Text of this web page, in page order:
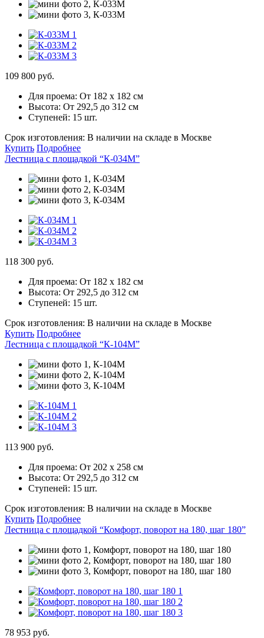
109 800 руб.
Для проема: От 182 х 182 см
Высота: От 292,5 до 312 см
Ступеней: 15 шт.
Срок изготовления: В наличии на складе в Москве
Купить Подробнее
Лестница с площадкой “К-034М”
118 300 руб.
Для проема: От 182 х 182 см
Высота: От 292,5 до 312 см
Ступеней: 15 шт.
Срок изготовления: В наличии на складе в Москве
Купить Подробнее
Лестница с площадкой “К-104М”
113 900 руб.
Для проема: От 202 х 258 см
Высота: От 292,5 до 312 см
Ступеней: 15 шт.
Срок изготовления: В наличии на складе в Москве
Купить Подробнее
Лестница с площадкой “Комфорт, поворот на 180, шаг 180”
78 953 руб.